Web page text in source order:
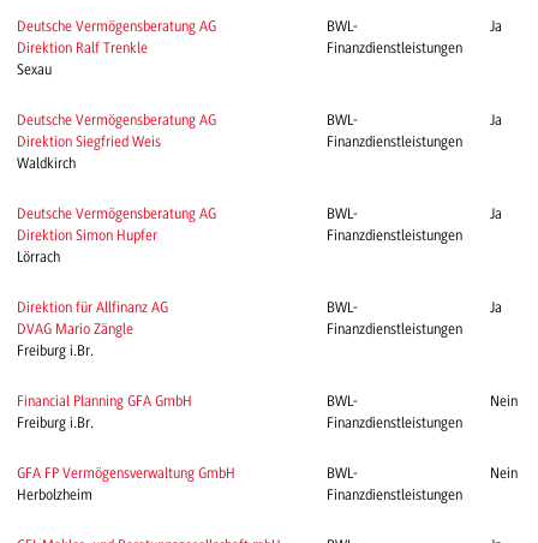
Deutsche Vermögensberatung AG
Direktion Ralf Trenkle
Sexau
BWL-
Finanzdienstleistungen
Ja
Deutsche Vermögensberatung AG
Direktion Siegfried Weis
Waldkirch
BWL-
Finanzdienstleistungen
Ja
Deutsche Vermögensberatung AG
Direktion Simon Hupfer
Lörrach
BWL-
Finanzdienstleistungen
Ja
Direktion für Allfinanz AG
DVAG Mario Zängle
Freiburg i.Br.
BWL-
Finanzdienstleistungen
Ja
Financial Planning GFA GmbH
Freiburg i.Br.
BWL-
Finanzdienstleistungen
Nein
GFA FP Vermögensverwaltung GmbH
Herbolzheim
BWL-
Finanzdienstleistungen
Nein